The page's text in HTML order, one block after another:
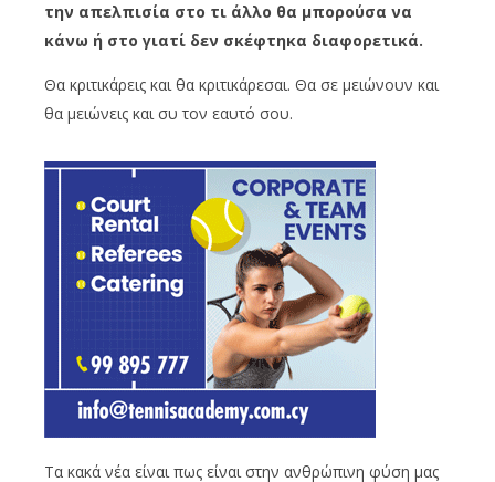
την απελπισία στο τι άλλο θα μπορούσα να
κάνω ή στο γιατί δεν σκέφτηκα διαφορετικά.
Θα κριτικάρεις και θα κριτικάρεσαι. Θα σε μειώνουν και
θα μειώνεις και συ τον εαυτό σου.
Τα κακά νέα είναι πως είναι στην ανθρώπινη φύση μας